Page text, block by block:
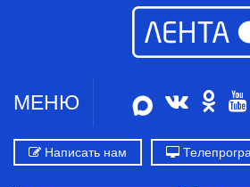
МЕНЮ
Написать нам